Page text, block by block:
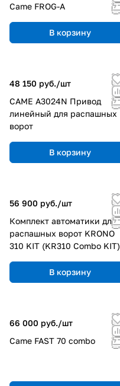
Came FROG-A
В корзину
48 150 руб./шт
CAME A3024N Привод
линейный для распашных
ворот
В корзину
56 900 руб./шт
Комплект автоматики для
распашных ворот KRONO
310 KIT (KR310 Combo KIT)
В корзину
66 000 руб./шт
Came FAST 70 combo